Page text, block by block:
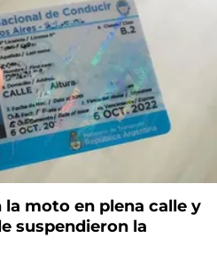
moto en plena calle y
suspendieron la